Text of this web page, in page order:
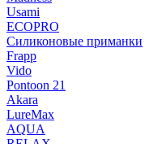
Usami
ECOPRO
Силиконовые приманки
Frapp
Vido
Pontoon 21
Akara
LureMax
AQUA